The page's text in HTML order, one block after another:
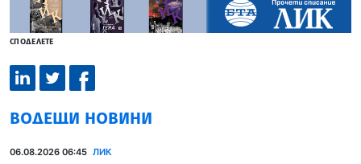
СПОДЕЛЕТЕ
ВОДЕЩИ НОВИНИ
06.08.2026 06:45 ЛИК